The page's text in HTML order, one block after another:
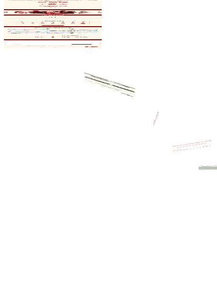
囍字點綴、拱形照片、囍字
信封
傳統囍字
雙喜 - 綠
雙龍 - 紅
雙鳳 - 紅